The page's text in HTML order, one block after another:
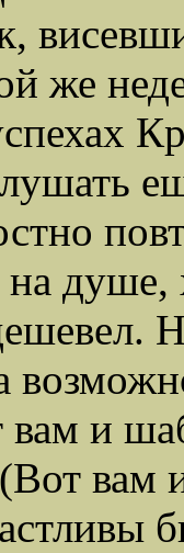
же
на
и
вам